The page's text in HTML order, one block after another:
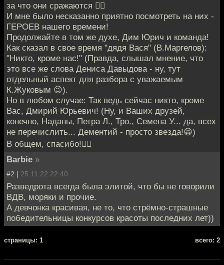
за что они сражаются ❤️‍🔥
И мне было несказанно приятно посмотреть на них -
ГЕРОЕВ нашего времени!
Продолжайте в том же духе, Дим Юрич и команда!
Как сказал в свое время "дядя Вася" (В.Маргелов):
"Никто, кроме нас!" (Правда, слышал мнение, что
это все же слова Дениса Давыдова - ну, тут
отдельный аспект для разбора с уважаемым
К.Жуковым 😉).
Но в любом случае: Так ведь сейчас никто, кроме
Вас, Дмирий Юрьевич! (Ну, и Ваших друзей,
конечно, Наданы, Петра Л., Тро., Семена У... да, всех
не перечислить... Дементий - просто звезда!😁)
В общем, спасибо!👍🏻
Barbie »
#2 | 25.11.22 22:40
Разведрота всегда была элитой, что бы не говорили
ВДВ, моряки и прочие.
А девчонка красивая, не то, что стрёмно-страшные
победительницы конкурсов красоты последних лет))
cтраницы: 1 всего: 2